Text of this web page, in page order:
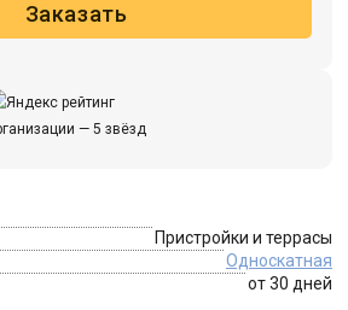
Пристройки и террасы
Односкатная
от 30 дней
Заказать